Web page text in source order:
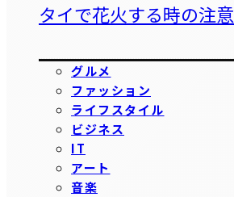
タイで花火する時の注意
グルメ
ファッション
ライフスタイル
ビジネス
IT
アート
音楽